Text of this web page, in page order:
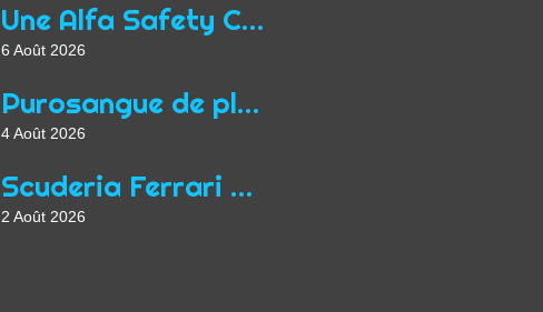
Une Alfa Safety Car
6 Août 2026
Purosangue de plus
4 Août 2026
Scuderia Ferrari d'époque
2 Août 2026